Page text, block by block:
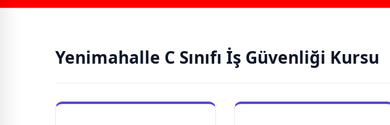
Yenimahalle C Sınıfı İş Güvenliği Kursu